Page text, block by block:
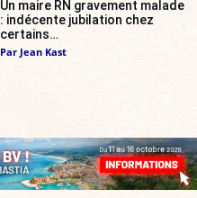
Un maire RN gravement malade
: indécente jubilation chez
certains…
Par Jean Kast